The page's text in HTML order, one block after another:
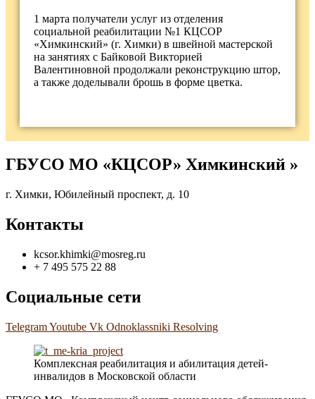
1 марта получатели услуг из отделения
социальной реабилитации №1 КЦСОР
«Химкинский» (г. Химки) в швейной мастерской
на занятиях с Байковой Викторией
Валентиновной продолжали реконструкцию штор,
а также доделывали брошь в форме цветка.
ГБУСО МО «КЦСОР» Химкинский »
г. Химки, Юбилейный проспект, д. 10
Контакты
kcsor.khimki@mosreg.ru
+ 7 495 575 22 88
Социальные сети
TelegramYoutube Vk Odnoklassniki Resolving
Комплексная реабилитация и абилитация детей-
инвалидов в Московской области